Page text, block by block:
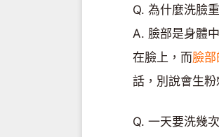
Q. 為什麼洗臉
A. 臉部是身體中
在臉上，而臉
話，別說會生
Q. 一天要洗幾